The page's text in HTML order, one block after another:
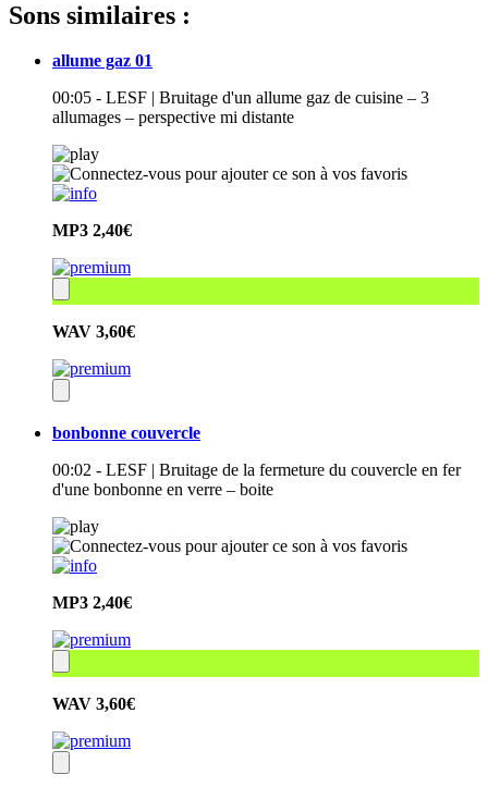
Sons similaires :
allume gaz 01
00:05 - LESF | Bruitage d'un allume gaz de cuisine – 3
allumages – perspective mi distante
MP3 2,40€
WAV 3,60€
bonbonne couvercle
00:02 - LESF | Bruitage de la fermeture du couvercle en fer
d'une bonbonne en verre – boite
MP3 2,40€
WAV 3,60€